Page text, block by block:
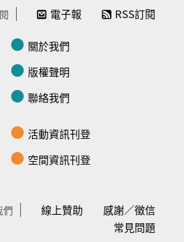
電子報 RSS訂閱
關於我們
版權聲明
聯絡我們
活動資訊刊登
空間資訊刊登
們 線上贊助
感謝／徵信
常見問題